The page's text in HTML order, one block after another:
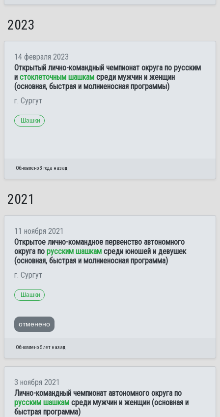
2023
14 февраля 2023
Открытый лично-командный чемпионат округа по русским
и стоклеточным шашкам среди мужчин и женщин
(основная, быстрая и молниеносная программы)
г. Сургут
Шашки
Обновлено 3 года назад
2021
11 ноября 2021
Открытое лично-командное первенство автономного
округа по русским шашкам среди юношей и девушек
(основная, быстрая и молниеносная программа)
г. Сургут
Шашки
отменено
Обновлено 5 лет назад
3 ноября 2021
Лично-командный чемпионат автономного округа по
русским шашкам среди мужчин и женщин (основная и
быстрая программа)